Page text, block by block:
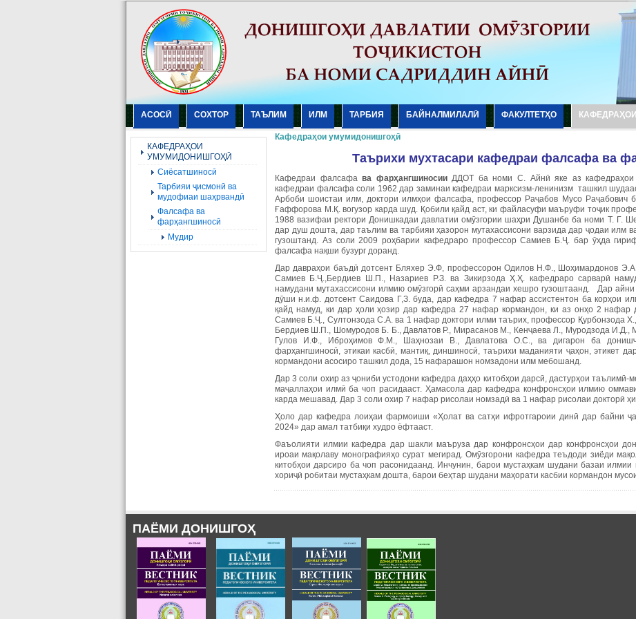
АСОСӢ СОХТОР ТАЪЛИМ ИЛМ ТАРБИЯ БАЙНАЛМИЛАЛӢ ФАКУЛТЕТҲО
КАФЕДРАҲОИ
УМУМИДОНИШГОҲӢ
Сиёсатшиносӣ
Тарбияи ҷисмонӣ ва
мудофиаи шаҳрвандӣ
Фалсафа ва
фарҳангшиносӣ
Мудир
Кафедраҳои умумидонишгоҳӣ
Таърихи мухтасари кафедраи фалсафава
Кафедраи фалсафа ва фарҳангшиносииДДОТ ба номи С. Айнӣ яке аз кафедраҳои
кафедраи фалсафа соли 1962 дар заминаи кафедраи марксизм-ленинизм ташкил
Арбоби шоистаи илм, доктори илмҳои фалсафа, профессор Раҷабов Мусо Раҷабович
Ғаффорова М.Қ. вогузор карда шуд. Қобили қайд аст, ки файласуфи маъруфи тоҷик
1988 вазифаи ректори Донишкадаи давлатии омӯзгории шаҳри Душанбе ба номи Т. Г.
дар душ дошта, дар таълим ва тарбияи ҳазорон мутахассисони варзида дар ҷодаи илм
гузоштанд. Аз соли 2009 роҳбарии кафедраро профессор Самиев Б.Ҷ. бар ӯҳда
фалсафа нақши бузург доранд.
Дар давраҳои баъдӣ дотсент Бляхер Э.Ф, профессорон Одилов Н.Ф., Шоҳимардонов
Самиев Б.Ҷ.,Бердиев Ш.П., Назариев Р.З. ва Зикирзода Ҳ.Ҳ. кафедраро сарварӣ
намудани мутахассисони илмию омӯзгорӣ саҳми арзандаи хешро гузоштаанд. Дар
дӯши н.и.ф. дотсент Саидова Г,З. буда, дар кафедра 7 нафар ассистентон ба корҳои
қайд намуд, ки дар ҳоли ҳозир дар кафедра 27 нафар кормандон, ки аз онҳо 2
Самиев Б.Ҷ., Султонзода С.А. ва 1 нафар доктори илми таърих, профессор Қурбонзода
Бердиев Ш.П., Шомуродов Б. Б., Давлатов Р., Мирасанов М., Кенҷаева Л., Муродзода
Гулов И.Ф., Иброҳимов Ф.М., Шаҳнозаи В., Давлатова О.С., ва дигарон ба
фарҳангшиносӣ, этикаи касбӣ, мантиқ, диншиносӣ, таърихи маданияти ҷаҳон, этикет
кормандони асосиро ташкил дода, 15 нафарашон номзадони илм мебошанд.
Дар 3 соли охир аз ҷониби устодони кафедра даҳҳо китобҳои дарсӣ, дастурҳои
маҷаллаҳои илмӣ ба чоп расидааст. Ҳамасола дар кафедра конфронсҳои илмию
карда мешавад. Дар 3 соли охир 7 нафар рисолаи номзадӣ ва 1 нафар рисолаи докторӣ
Ҳоло дар кафедра лоиҳаи фармоиши «Ҳолат ва сатҳи ифротгароии динӣ дар байни
2024» дар амал татбиқи худро ёфтааст.
Фаъолияти илмии кафедра дар шакли маъруза дар конфронсҳои дар конфронсҳои
ироаи мақолаву монографияҳо сурат мегирад. Омӯзгорони кафедра теъдоди зиёди
китобҳои дарсиро ба чоп расонидаанд. Инчунин, барои мустаҳкам шудани базаи
хориҷӣ робитаи мустаҳкам дошта, барои беҳтар шудани маҳорати касбии кормандон
ПАЁМИ ДОНИШГОҲ